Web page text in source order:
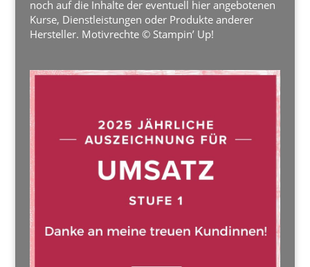
noch auf die Inhalte der eventuell hier angebotenen
Kurse, Dienstleistungen oder Produkte anderer
Hersteller. Motivrechte © Stampin’ Up!